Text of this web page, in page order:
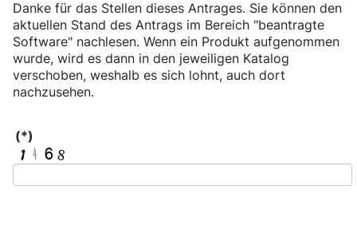
Danke für das Stellen dieses Antrages. Sie können den
aktuellen Stand des Antrags im Bereich "beantragte
Software" nachlesen. Wenn ein Produkt aufgenommen
wurde, wird es dann in den jeweiligen Katalog
verschoben, weshalb es sich lohnt, auch dort
nachzusehen.
(*)